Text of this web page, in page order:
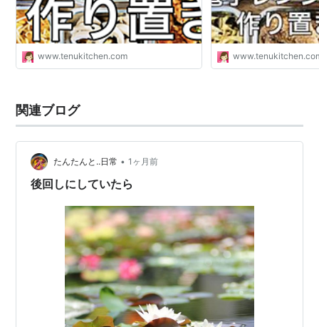
www.tenukitchen.com
関連ブログ
たんたんと..日常 • 1ヶ月前
後回しにしていたら